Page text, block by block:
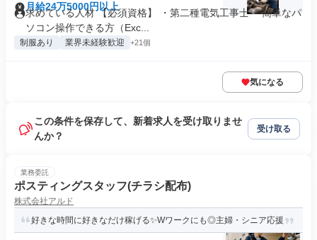
月給24万5000円以上
求めている人材 【必須資格】 ・第二種電気工事士 ・簡単なパ
ソコン操作できる方（Exc...
制服あり 業界未経験歓迎 +21個
気になる
この条件を保存して、新着求人を受け取りませ
んか？
受け取る
業務委託
ポスティングスタッフ(チラシ配布)
株式会社アルド
好きな時間に好きなだけ稼げる✨Wワークにも◎主婦・シニア応援